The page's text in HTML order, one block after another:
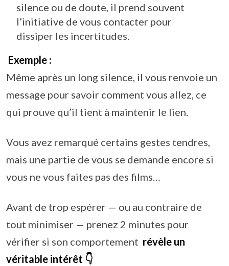
silence ou de doute, il prend souvent
l’initiative de vous contacter pour
dissiper les incertitudes.
Exemple :
Même après un long silence, il vous renvoie un
message pour savoir comment vous allez, ce
qui prouve qu’il tient à maintenir le lien.
Vous avez remarqué certains gestes tendres,
mais une partie de vous se demande encore si
vous ne vous faites pas des films…
Avant de trop espérer — ou au contraire de
tout minimiser — prenez 2 minutes pour
vérifier si son comportement révèle un
véritable intérêt 👇